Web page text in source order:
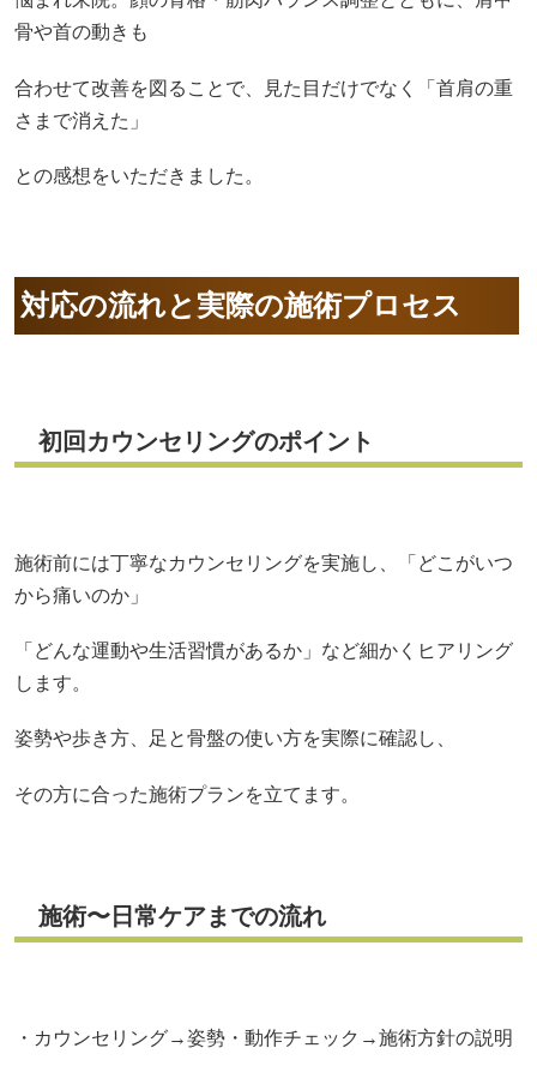
骨や首の動きも
合わせて改善を図ることで、見た目だけでなく「首肩の重
さまで消えた」
との感想をいただきました。
対応の流れと実際の施術プロセス
初回カウンセリングのポイント
施術前には丁寧なカウンセリングを実施し、「どこがいつ
から痛いのか」
「どんな運動や生活習慣があるか」など細かくヒアリング
します。
姿勢や歩き方、足と骨盤の使い方を実際に確認し、
その方に合った施術プランを立てます。
施術〜日常ケアまでの流れ
・カウンセリング→姿勢・動作チェック→施術方針の説明